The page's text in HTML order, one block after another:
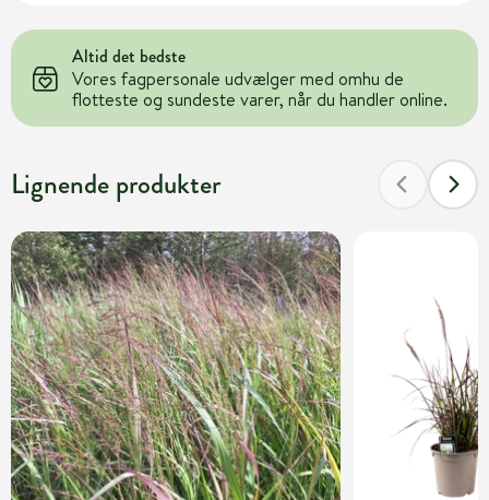
Altid det bedste
Vores fagpersonale udvælger med omhu de
flotteste og sundeste varer, når du handler online.
Lignende produkter